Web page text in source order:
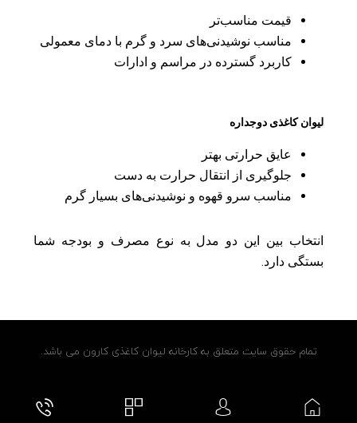
قیمت مناسب‌تر
مناسب نوشیدنی‌های سرد و گرم با دمای معمولی
کاربرد گسترده در مراسم و ادارات
لیوان کاغذی دوجداره
عایق حرارتی بهتر
جلوگیری از انتقال حرارت به دست
مناسب سرو قهوه و نوشیدنی‌های بسیار گرم
انتخاب بین این دو مدل به نوع مصرف و بودجه شما
بستگی دارد.
تمام حقوق سایت متعلق به کارخانه لیوان کاغذی کارون می باشد.